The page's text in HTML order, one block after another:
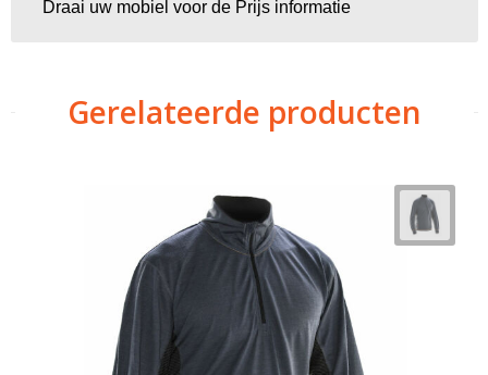
Draai uw mobiel voor de Prijs informatie
Gerelateerde producten